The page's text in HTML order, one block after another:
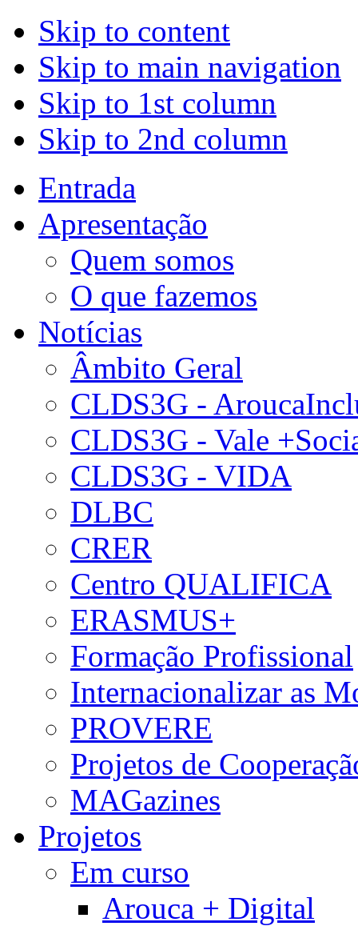
Skip to content
Skip to main navigation
Skip to 1st column
Skip to 2nd column
Entrada
Apresentação
Quem somos
O que fazemos
Notícias
Âmbito Geral
CLDS3G -
CLDS3G - Vale
CLDS3G - VIDA
DLBC
CRER
Centro QUALIFICA
ERASMUS+
Formação Profissional
Internacionalizar as
PROVERE
Projetos de
MAGazines
Projetos
Em curso
Arouca + Digital